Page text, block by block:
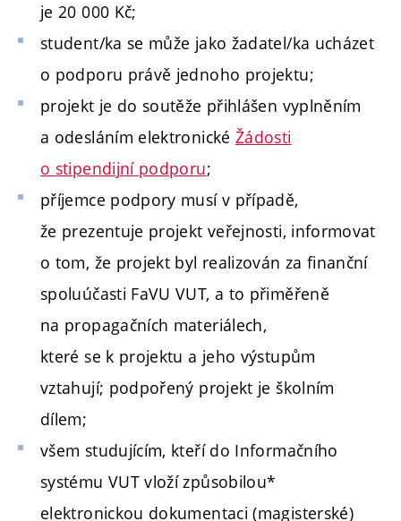
je 20 000 Kč;
student/ka se může jako žadatel/ka ucházet
o podporu právě jednoho projektu;
projekt je do soutěže přihlášen vyplněním
a odesláním elektronické Žádosti
o stipendijní podporu;
příjemce podpory musí v případě,
že prezentuje projekt veřejnosti, informovat
o tom, že projekt byl realizován za finanční
spoluúčasti FaVU VUT, a to přiměřeně
na propagačních materiálech,
které se k projektu a jeho výstupům
vztahují; podpořený projekt je školním
dílem;
všem studujícím, kteří do Informačního
systému VUT vloží způsobilou*
elektronickou dokumentaci (magisterské)